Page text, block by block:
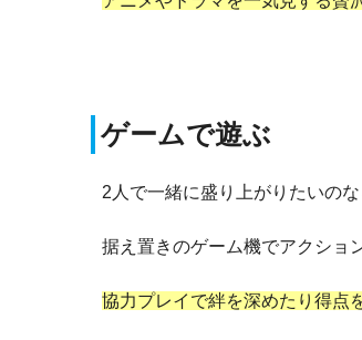
ゲームで遊ぶ
2人で一緒に盛り上がりたいの
据え置きのゲーム機でアクショ
協力プレイで絆を深めたり得点